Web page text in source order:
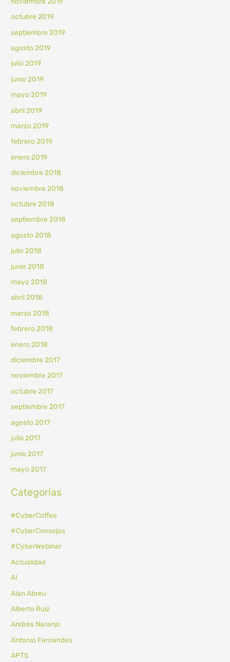
octubre 2019
septiembre 2019
agosto 2019
julio 2019
junio 2019
mayo 2019
abril 2019
marzo 2019
febrero 2019
enero 2019
diciembre 2018
noviembre 2018
octubre 2018
septiembre 2018
agosto 2018
julio 2018
junio 2018
mayo 2018
abril 2018
marzo 2018
febrero 2018
enero 2018
diciembre 2017
noviembre 2017
octubre 2017
septiembre 2017
agosto 2017
julio 2017
junio 2017
mayo 2017
Categorías
#CyberCoffee
#CyberConsejos
#CyberWebinar
Actualidad
AI
Alan Abreu
Alberto Ruiz
Andrés Naranjo
Antonio Fernandes
APTS